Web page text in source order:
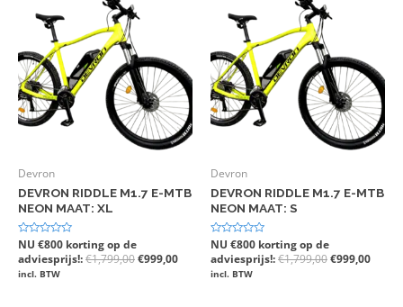
Devron
DEVRON RIDDLE M1.7 E-MTB
NEON MAAT: XL
Gewaardeerd
uit
5
NU €800 korting op de
adviesprijs!:€1,799,00€999,00
incl. BTW
Devron
DEVRON RIDDLE M1.7 E-MTB
NEON MAAT: S
Gewaardeerd
uit
5
NU €800 korting op de
adviesprijs!:€1,799,00€999,00
incl. BTW